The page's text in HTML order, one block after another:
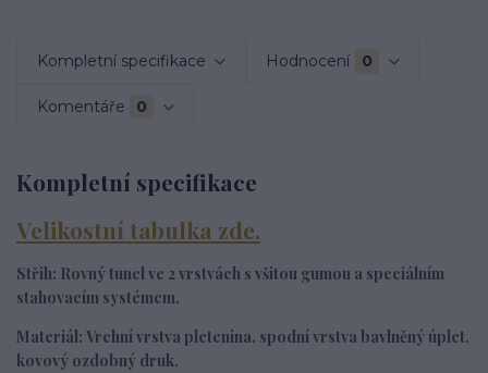
Kompletní specifikace Hodnocení 0
Komentáře 0
Kompletní specifikace
Velikostní tabulka zde.
Střih: Rovný tunel ve 2 vrstvách s všitou gumou a speciálním
stahovacím systémem.
Materiál: Vrchní vrstva pletenina, spodní vrstva bavlněný úplet,
kovový ozdobný druk.